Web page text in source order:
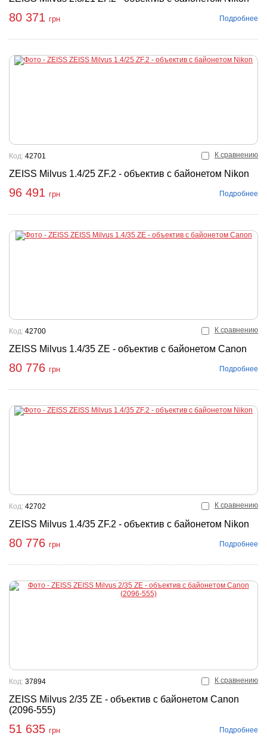
80 371 грн Подробнее
К сравнению
ZEISS Milvus 1.4/25 ZF.2 - объектив с байонетом Nikon
Код: 42701
96 491 грн Подробнее
К сравнению
ZEISS Milvus 1.4/35 ZE - объектив с байонетом Canon
Код: 42700
80 776 грн Подробнее
К сравнению
ZEISS Milvus 1.4/35 ZF.2 - объектив с байонетом Nikon
Код: 42702
80 776 грн Подробнее
К сравнению
ZEISS Milvus 2/35 ZE - объектив с байонетом Canon
(2096-555)
Код: 37894
51 635 грн Подробнее